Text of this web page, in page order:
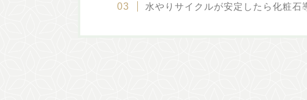
水やりサイクルが安定したら化粧石